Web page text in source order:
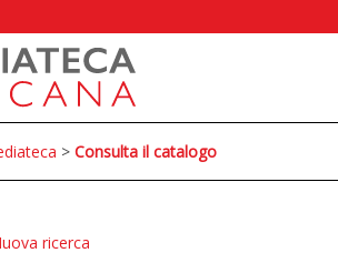
> Consulta il catalogo
ricerca